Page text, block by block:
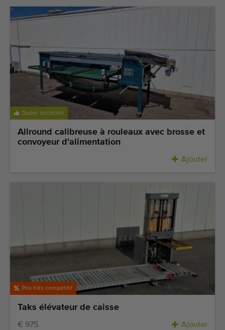
Super occasion
Allround calibreuse à rouleaux avec brosse et
convoyeur d'alimentation
Ajouter
Prix très compétitif
Taks élévateur de caisse
€ 975 Ajouter